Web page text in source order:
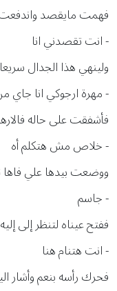
فهمت مايقصد
- انت تقصدني انا
ولينهي هذا الجدال
- مهرة ارجوكي انا جاي
فأشفقت على حاله
- خلاص مش هتكلم أه
ووضعت بيدها علي
- جاسم
ففتح عيناه لتنظر إلى
- انت هتنام هنا
فحرك رأسه بنعم وأشار